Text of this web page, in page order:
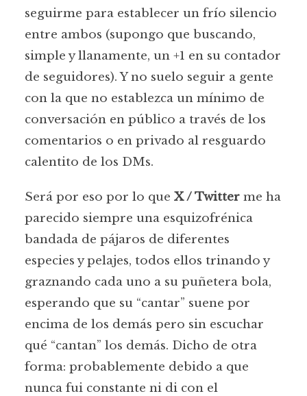
seguirme para establecer un frío silencio
entre ambos (supongo que buscando,
simple y llanamente, un +1 en su contador
de seguidores). Y no suelo seguir a gente
con la que no establezca un mínimo de
conversación en público a través de los
comentarios o en privado al resguardo
calentito de los DMs.
Será por eso por lo que X / Twitterme ha
parecido siempre una esquizofrénica
bandada de pájaros de diferentes
especies y pelajes, todos ellos trinando y
graznando cada uno a su puñetera bola,
esperando que su “cantar” suene por
encima de los demás pero sin escuchar
qué “cantan” los demás. Dicho de otra
forma: probablemente debido a que
nunca fui constante ni di con el